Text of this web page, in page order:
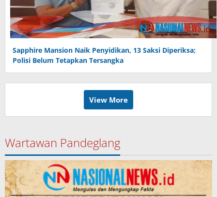
Sapphire Mansion Naik Penyidikan, 13 Saksi Diperiksa;
Polisi Belum Tetapkan Tersangka
View More
Wartawan Pandeglang